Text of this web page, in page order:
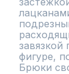
фигуре,
Брюки